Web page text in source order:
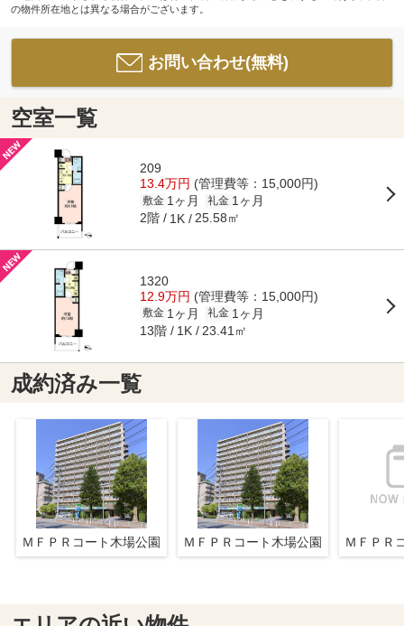
の物件所在地とは異なる場合がございます。
お問い合わせ(無料)
空室一覧
209
13.4万円 (管理費等：15,000円)
敷金 1ヶ月 礼金 1ヶ月
2階 1K 25.58㎡
1320
12.9万円 (管理費等：15,000円)
敷金 1ヶ月 礼金 1ヶ月
13階 1K 23.41㎡
成約済み一覧
ＭＦＰＲコート木場公園 ＭＦＰＲコート木場公園 ＭＦＰＲ